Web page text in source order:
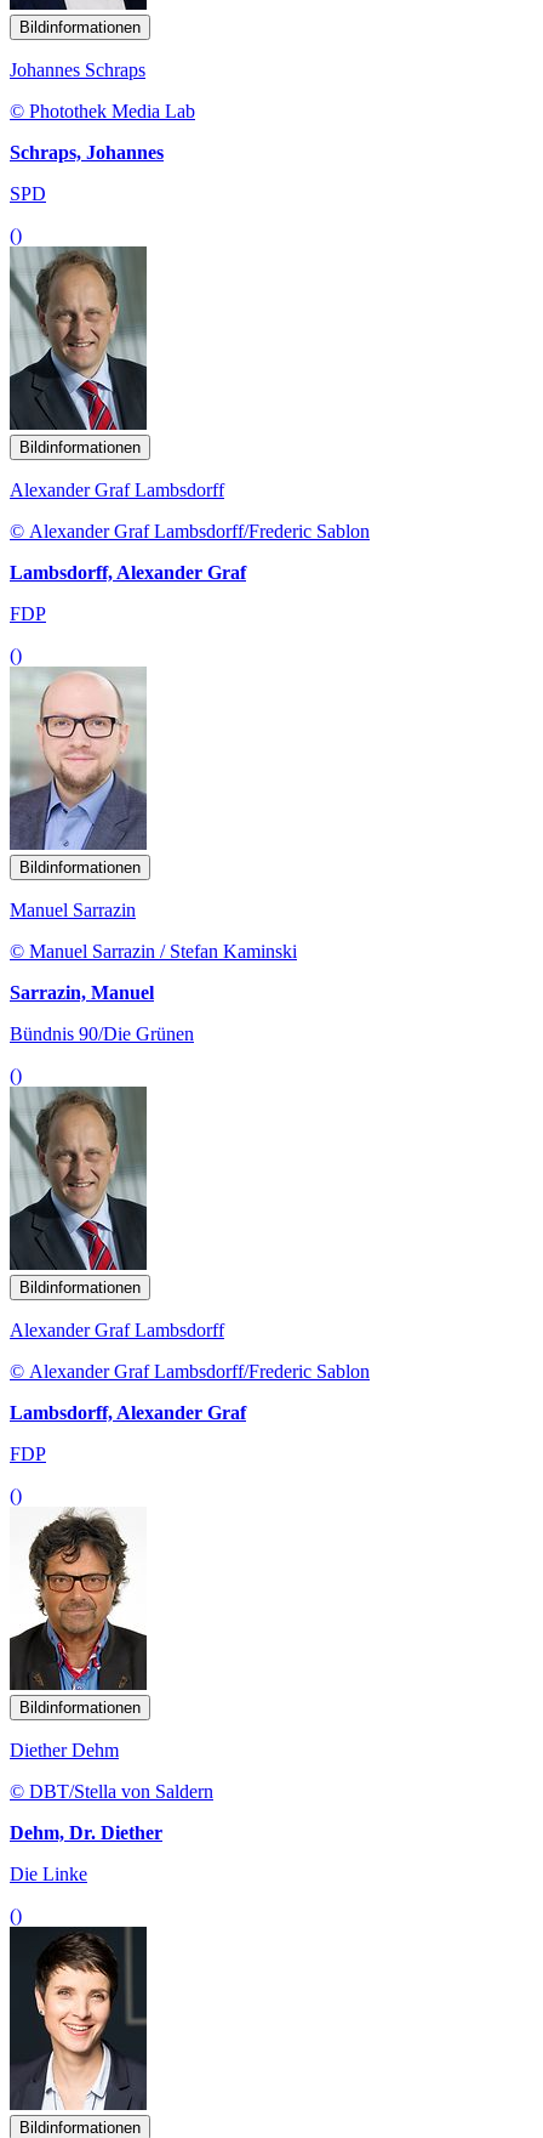
Bildinformationen
Johannes Schraps
© Photothek Media Lab
Schraps, Johannes
SPD
()
Bildinformationen
Alexander Graf Lambsdorff
© Alexander Graf Lambsdorff/Frederic Sablon
Lambsdorff, Alexander Graf
FDP
()
Bildinformationen
Manuel Sarrazin
© Manuel Sarrazin / Stefan Kaminski
Sarrazin, Manuel
Bündnis 90/Die Grünen
()
Bildinformationen
Alexander Graf Lambsdorff
© Alexander Graf Lambsdorff/Frederic Sablon
Lambsdorff, Alexander Graf
FDP
()
Bildinformationen
Diether Dehm
© DBT/Stella von Saldern
Dehm, Dr. Diether
Die Linke
()
Bildinformationen